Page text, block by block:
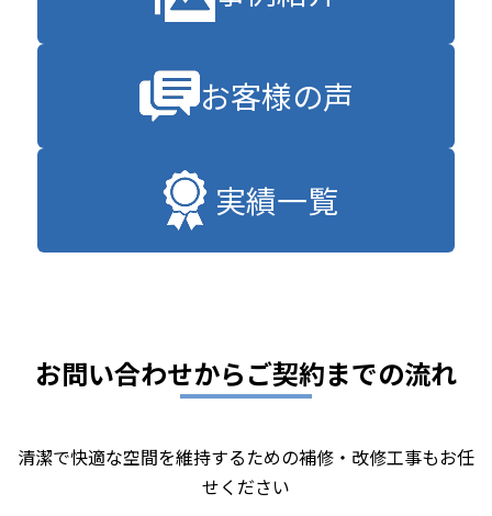
お客様の声
実績一覧
お問い合わせからご契約までの流れ
清潔で快適な空間を維持するための補修・改修工事もお任
せください